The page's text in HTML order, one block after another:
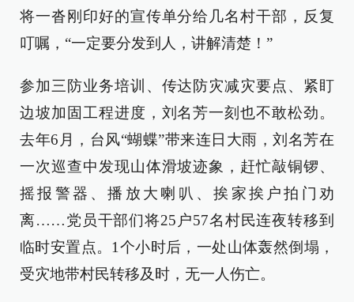
将一沓刚印好的宣传单分给几名村干部，反复
叮嘱，“一定要分发到人，讲解清楚！”
参加三防业务培训、传达防灾减灾要点、紧盯
边坡加固工程进度，刘名芳一刻也不敢松劲。
去年6月，台风“蝴蝶”带来连日大雨，刘名芳在
一次巡查中发现山体滑坡迹象，赶忙敲铜锣、
摇报警器、播放大喇叭、挨家挨户拍门劝
离……党员干部们将25户57名村民连夜转移到
临时安置点。1个小时后，一处山体轰然倒塌，
受灾地带村民转移及时，无一人伤亡。